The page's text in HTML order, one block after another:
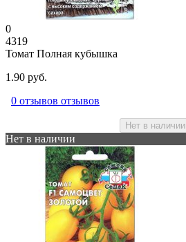
0
4319
Томат Полная кубышка
1.90 руб.
0 отзывов отзывов
Нет в наличии
Нет в наличии